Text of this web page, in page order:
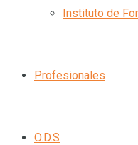
Instituto de
Profesionales
O.D.S